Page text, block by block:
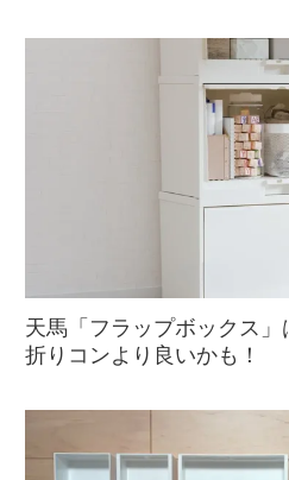
天馬「フラップボックス
折りコンより良いかも！